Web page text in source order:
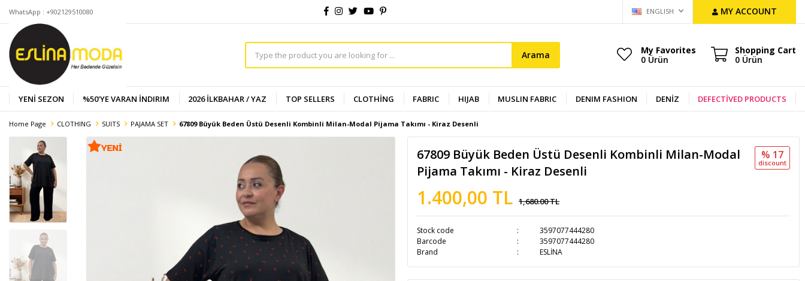
WhatsApp : +902129510080 ENGLISH MY ACCOUNT
Arama
My Favorites
0 Ürün
Shopping Cart
0 Ürün
YENİ SEZON %50'YE VARAN İNDIRIM 2026 İLKBAHAR / YAZ TOP SELLERS CLOTHİNG FABRIC HIJAB MUSLIN FABRIC DENIM FASHION DENİZ DEFECTİVED PRODUCTS
Home Page CLOTHING SUITS PAJAMA SET 67809 Büyük Beden Üstü Desenli Kombinli Milan-Modal Pijama Takımı - Kiraz Desenli
67809 Büyük Beden Üstü Desenli Kombinli Milan-Modal
Pijama Takımı - Kiraz Desenli
1.400,00 TL 1,680.00 TL
% 17
discount
Stock code
3597077444280
Barcode
3597077444280
Brand
ESLİNA